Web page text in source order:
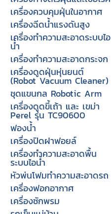
เครื่องควบคุมฝุ่นในอากาศ
เครื่องฉีดน้ำแรงดันสูง
เครื่องทำความสะอาดระบบไอ
น้ำ
เครื่องทำความสะอาดกระจก
เครื่องดูดฝุ่นหุ่นยนต์
(Robot Vacuum Cleaner)
ชุดแขนกล Robotic Arm
เครื่องดูดขี้เถ้า และ เขม่า
Perel รุ่น TC90600
ฟองน้ำ
เครื่องปิดฝาฟอยล์
เครื่องทำความสะอาดพื้น
ระบบไอน้ำ
หัวพ่นโฟมทำความสะอาดรถ
เครื่องฟอกอากาศ
เครื่องซักพรม